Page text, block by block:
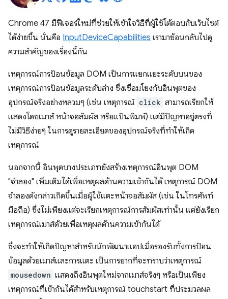
Chrome 47 มีฟีเจอร์ใหม่ที่ช่วยให้เข้าใจวิธีที่ผู้ใช้โต้ตอบกับเว็บไซต์
ได้ง่ายขึ้น นั่นคือ InputDeviceCapabilities เรามาย้อนกลับไปดู
ความสำคัญของเรื่องนี้กัน
เหตุการณ์การป้อนข้อมูล DOM เป็นการแยกแยะระดับบนของ
เหตุการณ์การป้อนข้อมูลระดับล่าง ซึ่งเชื่อมโยงกับอินพุตของ
อุปกรณ์จริงอย่างหลวมๆ (เช่น เหตุการณ์ click สามารถเรียกให้
แสดงโดยเมาส์ หน้าจอสัมผัส หรือแป้นพิมพ์) แต่มีปัญหาอยู่ตรงที่
ไม่มีวิธีง่ายๆ ในการดูรายละเอียดของอุปกรณ์จริงที่ทำให้เกิด
เหตุการณ์
นอกจากนี้ อินพุตบางประเภทยังสร้างเหตุการณ์อินพุต DOM
"จำลอง" เพิ่มเติมได้เพื่อเหตุผลด้านความเข้ากันได้ เหตุการณ์ DOM
จําลองดังกล่าวเกิดขึ้นเมื่อผู้ใช้แตะหน้าจอสัมผัส (เช่น ในโทรศัพท์
มือถือ) ซึ่งไม่เพียงแต่จะเรียกเหตุการณ์การสัมผัสเท่านั้น แต่ยังเรียก
เหตุการณ์เมาส์ด้วยเพื่อเหตุผลด้านความเข้ากันได้
ซึ่งจะทำให้เกิดปัญหาสำหรับนักพัฒนาแอปเมื่อรองรับทั้งการป้อน
ข้อมูลด้วยเมาส์และการแตะ เป็นการยากที่จะทราบว่าเหตุการณ์
mousedown แสดงถึงอินพุตใหม่จากเมาส์จริงๆ หรือเป็นเพียง
เหตุการณ์ที่เข้ากันได้สําหรับเหตุการณ์ touchstart ที่ประมวลผล